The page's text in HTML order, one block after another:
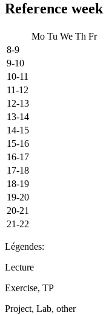
Reference week
Mo Tu We Th Fr
8-9
9-10
10-11
11-12
12-13
13-14
14-15
15-16
16-17
17-18
18-19
19-20
20-21
21-22
Légendes:
Lecture
Exercise, TP
Project, Lab, other